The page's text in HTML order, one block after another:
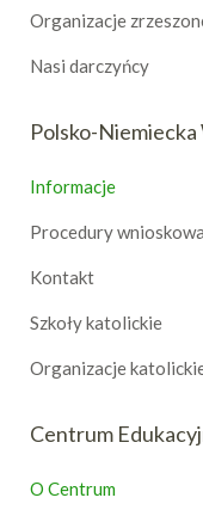
Organizacje
Nasi darczyńcy
Polsko-Niemiecka
Informacje
Procedury
Kontakt
Szkoły katolickie
Organizacje
Centrum
O Centrum